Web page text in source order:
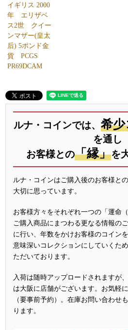
イギリス 2000
年 エリザベ
ス2世 クイー
ンマザー(皇太
后) 5ポンド金
貨 PCGS
PR69DCAM
ルナ・コインでは、 希
を通し
お客様との「縁」を
ルナ・コインはご購入後のお客様と
大切に思っています。
お客様方々をそれぞれ一つの「運命
ご購入商品にまつわる更なる情報の
に行い、年数をかけお客様のコイン
意味深いコレクションにしていくた
ただいております。
入荷は随時アップロードされますが
は大阪に店舗がございます。お気軽
（要事前予約）。在庫お問い合わせ
ります。